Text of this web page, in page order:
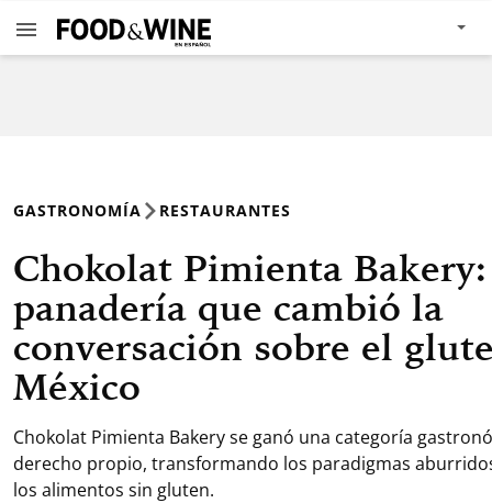
GASTRONOMÍA RESTAURANTES
Chokolat Pimienta
panadería que cambió la
conversación sobre el
México
Chokolat Pimienta Bakery se ganó una categoría
derecho propio, transformando los paradigmas
los alimentos sin gluten.